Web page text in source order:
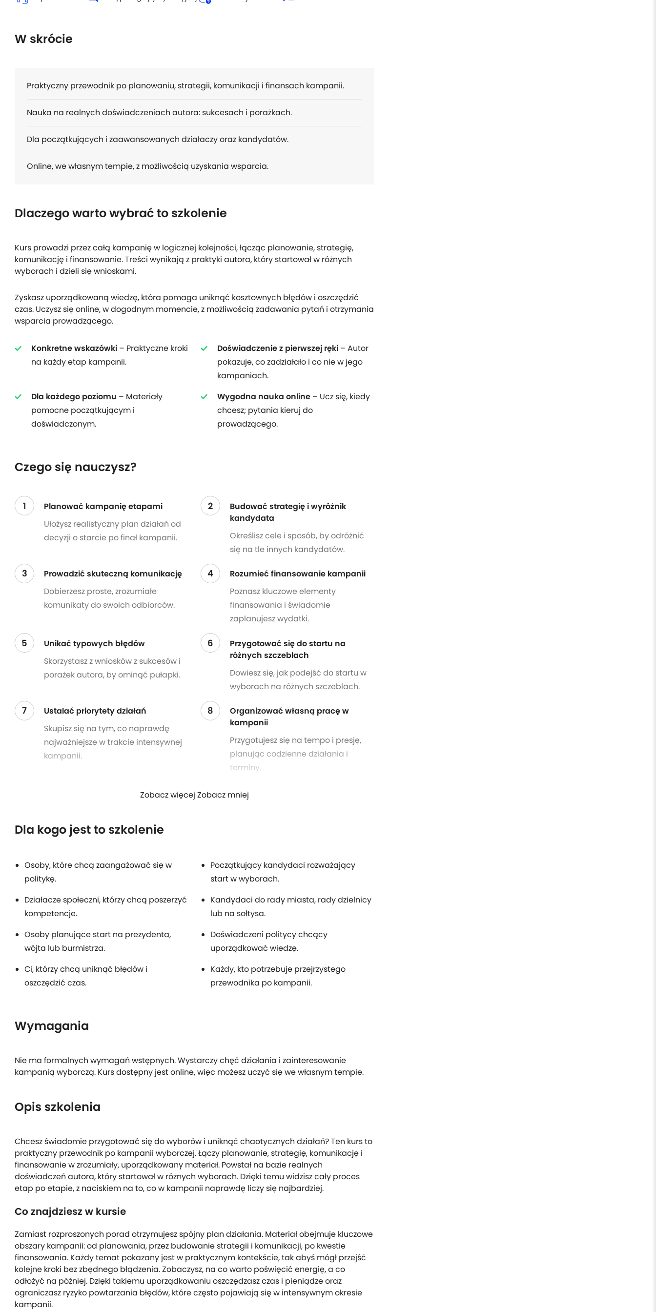
W skrócie
Praktyczny przewodnik po planowaniu, strategii, komunikacji i finansach kampanii.
Nauka na realnych doświadczeniach autora: sukcesach i porażkach.
Dla początkujących i zaawansowanych działaczy oraz kandydatów.
Online, we własnym tempie, z możliwością uzyskania wsparcia.
Dlaczego warto wybrać to szkolenie
Kurs prowadzi przez całą kampanię w logicznej kolejności, łącząc planowanie, strategię,
komunikację i finansowanie. Treści wynikają z praktyki autora, który startował w różnych
wyborach i dzieli się wnioskami.
Zyskasz uporządkowaną wiedzę, która pomaga uniknąć kosztownych błędów i oszczędzić
czas. Uczysz się online, w dogodnym momencie, z możliwością zadawania pytań i otrzymania
wsparcia prowadzącego.
Konkretne wskazówki – Praktyczne kroki
na każdy etap kampanii.
Doświadczenie z pierwszej ręki– Autor
pokazuje, co zadziałało i co nie w jego
kampaniach.
Dla każdego poziomu – Materiały
pomocne początkującym i
doświadczonym.
Wygodna nauka online– Ucz się, kiedy
chcesz; pytania kieruj do
prowadzącego.
Czego się nauczysz?
1
Planować kampanię etapami
Ułożysz realistyczny plan działań od
decyzji o starcie po finał kampanii.
2
Budować strategię i wyróżnik
kandydata
Określisz cele i sposób, by odróżnić
się na tle innych kandydatów.
3
Prowadzić skuteczną komunikację
Dobierzesz proste, zrozumiałe
komunikaty do swoich odbiorców.
4
Rozumieć finansowanie kampanii
Poznasz kluczowe elementy
finansowania i świadomie
zaplanujesz wydatki.
5
Unikać typowych błędów
Skorzystasz z wniosków z sukcesów i
porażek autora, by ominąć pułapki.
6
Przygotować się do startu na
różnych szczeblach
Dowiesz się, jak podejść do startu w
wyborach na różnych szczeblach.
7
Ustalać priorytety działań
Skupisz się na tym, co naprawdę
najważniejsze w trakcie intensywnej
kampanii.
8
Organizować własną pracę w
kampanii
Przygotujesz się na tempo i presję,
planując codzienne działania i
terminy.
Zobacz więcej Zobacz mniej
Dla kogo jest to szkolenie
Osoby, które chcą zaangażować się w
politykę.
Początkujący kandydaci rozważający
start w wyborach.
Działacze społeczni, którzy chcą poszerzyć
kompetencje.
Kandydaci do rady miasta, rady dzielnicy
lub na sołtysa.
Osoby planujące start na prezydenta,
wójta lub burmistrza.
Doświadczeni politycy chcący
uporządkować wiedzę.
Ci, którzy chcą uniknąć błędów i
oszczędzić czas.
Każdy, kto potrzebuje przejrzystego
przewodnika po kampanii.
Wymagania
Nie ma formalnych wymagań wstępnych. Wystarczy chęć działania i zainteresowanie
kampanią wyborczą. Kurs dostępny jest online, więc możesz uczyć się we własnym tempie.
Opis szkolenia
Chcesz świadomie przygotować się do wyborów i uniknąć chaotycznych działań? Ten kurs to
praktyczny przewodnik po kampanii wyborczej. Łączy planowanie, strategię, komunikację i
finansowanie w zrozumiały, uporządkowany materiał. Powstał na bazie realnych
doświadczeń autora, który startował w różnych wyborach. Dzięki temu widzisz cały proces
etap po etapie, z naciskiem na to, co w kampanii naprawdę liczy się najbardziej.
Co znajdziesz w kursie
Zamiast rozproszonych porad otrzymujesz spójny plan działania. Materiał obejmuje kluczowe
obszary kampanii: od planowania, przez budowanie strategii i komunikacji, po kwestie
finansowania. Każdy temat pokazany jest w praktycznym kontekście, tak abyś mógł przejść
kolejne kroki bez zbędnego błądzenia. Zobaczysz, na co warto poświęcić energię, a co
odłożyć na później. Dzięki takiemu uporządkowaniu oszczędzasz czas i pieniądze oraz
ograniczasz ryzyko powtarzania błędów, które często pojawiają się w intensywnym okresie
kampanii.